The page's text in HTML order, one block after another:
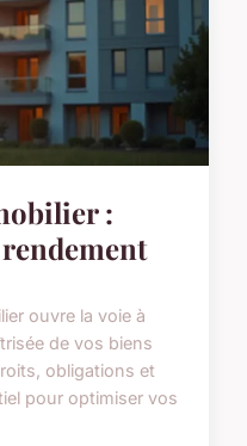
:
ouvre la voie à
de vos biens
obligations et
pour optimiser vos